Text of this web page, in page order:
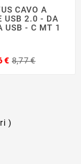
CAVO A
USB 2.0 - DA
USB - C MT 1
€ 8,77 €
)